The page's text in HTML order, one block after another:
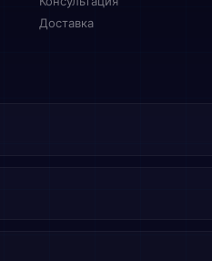
Доставка